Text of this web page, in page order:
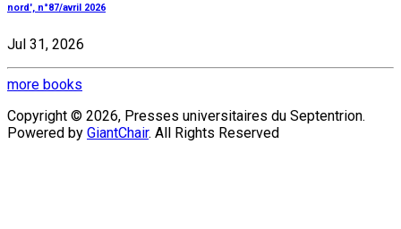
nord', n°87/avril 2026
Jul 31, 2026
more books
Copyright © 2026, Presses universitaires du Septentrion.
Powered by GiantChair. All Rights Reserved